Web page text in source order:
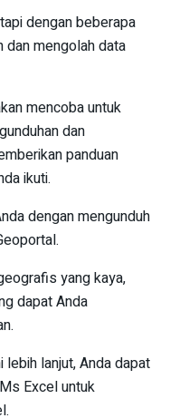
dengan beberapa
dan mengolah data
mencoba untuk
dan
panduan
ikuti.
dengan mengunduh
yang kaya,
dapat Anda
lanjut, Anda dapat
Excel untuk